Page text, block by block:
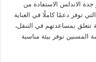
الاندلس الاستفادة من
توفر دعمًا كاملًا في العناية
تتعلق بمساعدتهم في التنقل،
المسنين توفر بيئة مناسبة